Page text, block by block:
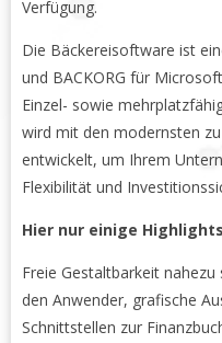
Verfügung.
Die Bäckereisoftware ist
und BACKORG für
Einzel- sowie
wird mit den modernsten
entwickelt, um Ihrem
Flexibilität und
Hier nur einige
Freie Gestaltbarkeit
den Anwender, grafische
Schnittstellen zur